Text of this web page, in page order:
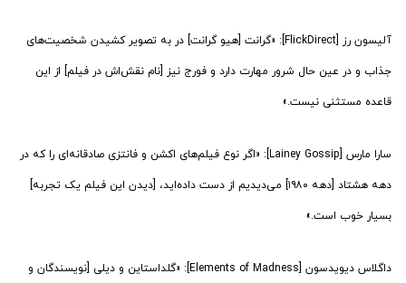
آلیسون رز [FlickDirect]: «گرانت [هیو گرانت] در به تصویر کشیدن شخصیت‌های
جذاب و در عین حال شرور مهارت دارد و فورج نیز [نام نقش‌اش در فیلم] از این
قاعده مستثنی نیست.»
سارا مارس [Lainey Gossip]: «اگر نوع فیلم‌های اکشن و فانتزی صادقانه‌ای را که در
دهه هشتاد [دهه ۱۹۸۰] می‌دیدیم از دست داده‌اید، [دیدن‌ این فیلم یک تجربه]
بسیار خوب است.»
داگلاس دیویدسون [Elements of Madness]: «گلداستاین و دیلی [نویسندگان و